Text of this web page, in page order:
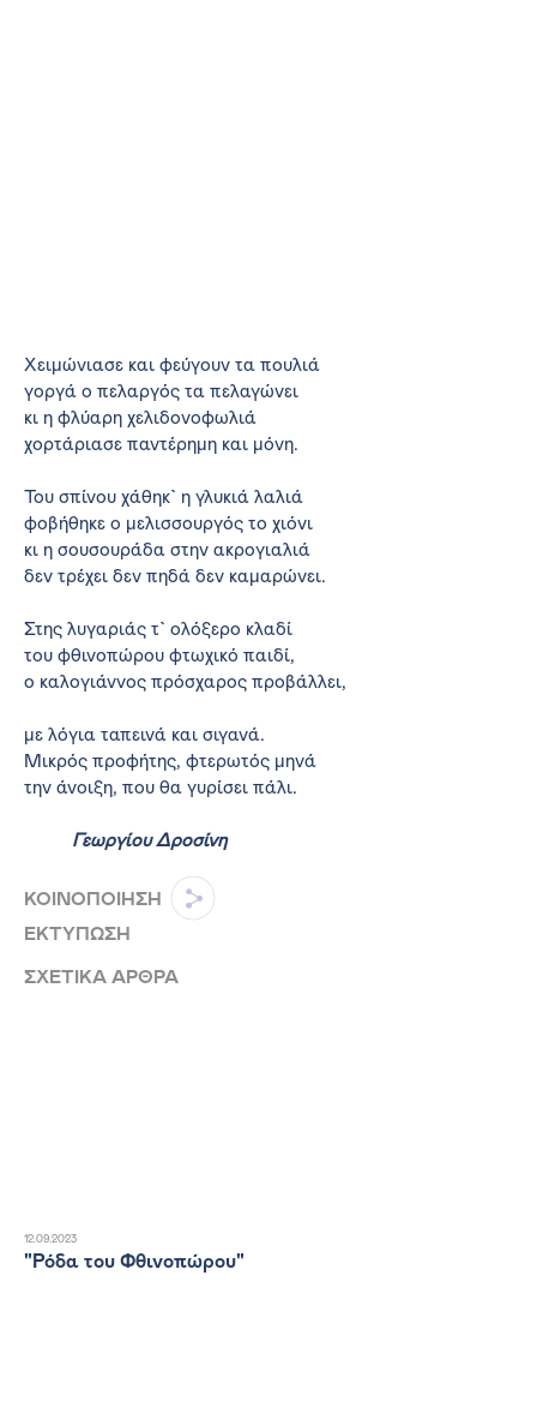
Χειμώνιασε και φεύγουν τα πουλιά
γοργά ο πελαργός τα πελαγώνει
κι η φλύαρη χελιδονοφωλιά
χορτάριασε παντέρημη και μόνη.
Του σπίνου χάθηκ` η γλυκιά λαλιά
φοβήθηκε ο μελισσουργός το χιόνι
κι η σουσουράδα στην ακρογιαλιά
δεν τρέχει δεν πηδά δεν καμαρώνει.
Στης λυγαριάς τ` ολόξερο κλαδί
του φθινοπώρου φτωχικό παιδί,
ο καλογιάννος πρόσχαρος προβάλλει,
με λόγια ταπεινά και σιγανά.
Μικρός προφήτης, φτερωτός μηνά
την άνοιξη, που θα γυρίσει πάλι.
Γεωργίου Δροσίνη
ΚΟΙΝΟΠΟΙΗΣΗ
ΕΚΤΥΠΩΣΗ
ΣΧΕΤΙΚΑ ΑΡΘΡΑ
12.09.2023
"Ρόδα του Φθινοπώρου"